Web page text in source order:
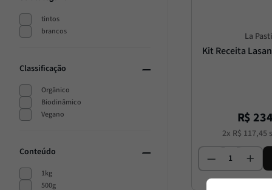
tintos
brancos
Classificação
Orgânico
Biodinâmico
Vegano
Conteúdo
1kg
500g
La
Kit Receita
R$234
2x R$ 117,45